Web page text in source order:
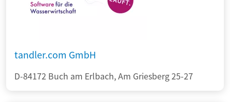
tandler.com GmbH
D-84172 Buch am Erlbach, Am Griesberg 25-27